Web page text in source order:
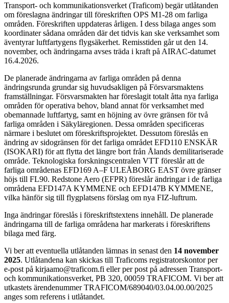
Transport- och kommunikationsverket (Traficom) begär utlåtanden
om föreslagna ändringar till föreskriften OPS M1-28 om farliga
områden. Föreskriften uppdateras årligen. I dess bilaga anges som
koordinater sådana områden där det tidvis kan ske verksamhet som
äventyrar luftfartygens flygsäkerhet. Remisstiden går ut den 14.
november, och ändringarna avses träda i kraft på AIRAC-datumet
16.4.2026.
De planerade ändringarna av farliga områden på denna
ändringsrunda grundar sig huvudsakligen på Försvarsmaktens
framställningar. Försvarsmakten har föreslagit totalt åtta nya farliga
områden för operativa behov, bland annat för verksamhet med
obemannade luftfartyg, samt en höjning av övre gränsen för två
farliga områden i Säkyläregionen. Dessa områden specificeras
närmare i beslutet om föreskriftsprojektet. Dessutom föreslås en
ändring av sidogränsen för det farliga området EFD110 ENSKÄR
(ISOKARI) för att flytta det längre bort från Ålands demilitariserade
område. Teknologiska forskningscentralen VTT föreslår att de
farliga områdenas EFD169 A–F ULEÅBORG EAST övre gränser
höjs till FL90. Redstone Aero (EFPR) föreslår ändringar i de farliga
områdena EFD147A KYMMENE och EFD147B KYMMENE,
vilka hänför sig till flygplatsens förslag om nya FIZ-luftrum.
Inga ändringar föreslås i föreskriftstextens innehåll. De planerade
ändringarna till de farliga områdena har markerats i föreskriftens
bilaga med färg.
Vi ber att eventuella utlåtanden lämnas in senast den 14 november
2025. Utlåtandena kan skickas till Traficoms registratorskontor per
e-post på kirjaamo@traficom.fi eller per post på adressen Transport-
och kommunikationsverket, PB 320, 00059 TRAFICOM. Vi ber att
utkastets ärendenummer TRAFICOM/689040/03.04.00.00/2025
anges som referens i utlåtandet.